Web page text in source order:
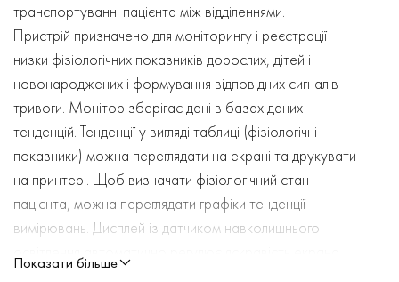
транспортуванні пацієнта між відділеннями.
Пристрій призначено для моніторингу і реєстрації
низки фізіологічних показників дорослих, дітей і
новонароджених і формування відповідних сигналів
тривоги. Монітор зберігає дані в базах даних
тенденцій. Тенденції у вигляді таблиці (фізіологічні
показники) можна переглядати на екрані та друкувати
на принтері. Щоб визначати фізіологічний стан
пацієнта, можна переглядати графіки тенденції
вимірювань. Дисплей із датчиком навколишнього
Показати більше